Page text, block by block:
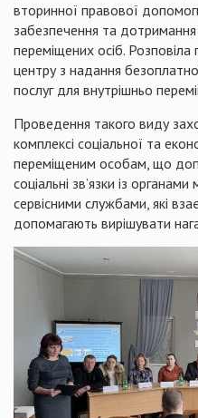
вторинної правової
забезпечення та дотримання
переміщених осіб.
центру з надання
послуг для внутрішньо
Проведення такого виду
комплексі соціальної та
переміщеним особам, що
соціальні зв’язки із
сервісними службами, які
допомагають вирішувати